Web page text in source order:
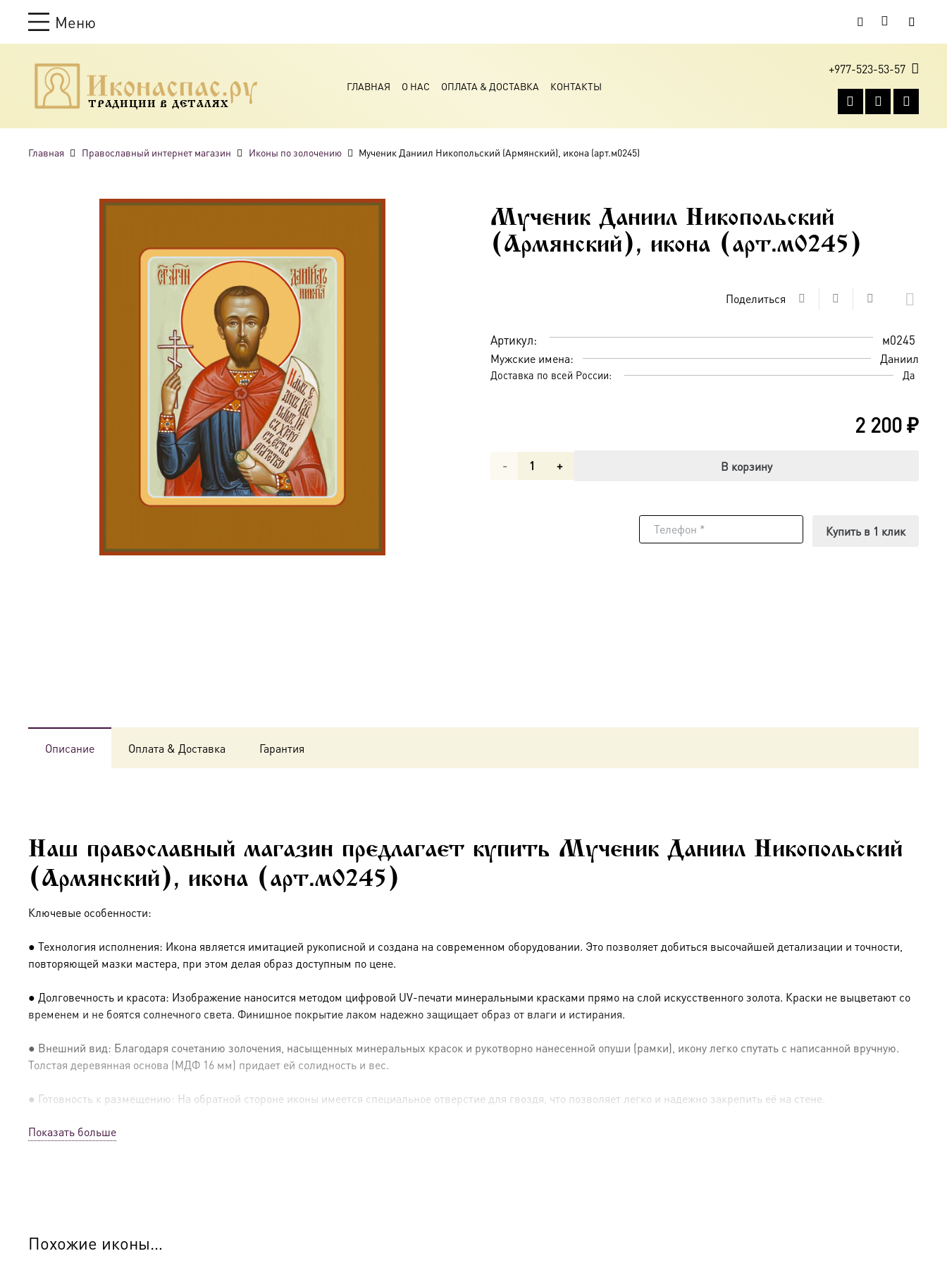
Меню
ТРАДИЦИИ В ДЕТАЛЯХ
ГЛАВНАЯ О НАС ОПЛАТА & ДОСТАВКА КОНТАКТЫ
+977-523-53-57
Главная Православный интернет магазин Иконы по золочению Мученик Даниил Никопольский (Армянский), икона (арт.м0245)
Мученик Даниил Никопольский
(Армянский), икона (арт.м0245)
Поделиться
Артикул: м0245
Мужские имена: Даниил
Доставка по всей России: Да
2 200₽
Количество
В корзину
Купить в 1 клик
Описание Оплата & Доставка Гарантия
Наш православный магазин предлагает купить Мученик Даниил Никопольский
(Армянский), икона (арт.м0245)
Ключевые особенности:
● Технология исполнения: Икона является имитацией рукописной и создана на современном оборудовании. Это позволяет добиться высочайшей детализации и точности,
повторяющей мазки мастера, при этом делая образ доступным по цене.
● Долговечность и красота: Изображение наносится методом цифровой UV-печати минеральными красками прямо на слой искусственного золота. Краски не выцветают со
временем и не боятся солнечного света. Финишное покрытие лаком надежно защищает образ от влаги и истирания.
● Внешний вид: Благодаря сочетанию золочения, насыщенных минеральных красок и рукотворно нанесенной опуши (рамки), икону легко спутать с написанной вручную.
Толстая деревянная основа (МДФ 16 мм) придает ей солидность и вес.
● Готовность к размещению: На обратной стороне иконы имеется специальное отверстие для гвоздя, что позволяет легко и надежно закрепить её на стене.
● Освящение: Производство освящено
Показать больше
Похожие иконы…